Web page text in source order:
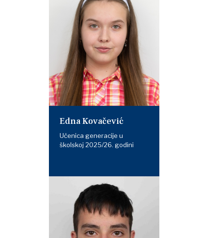
Edna Kovačević
Učenica generacije u
školskoj 2025/26. godini